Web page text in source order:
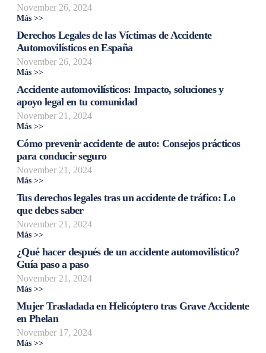
November 26, 2024
Más >>
Derechos Legales de las Víctimas de Accidente
Automovilísticos en España
November 26, 2024
Más >>
Accidente automovilísticos: Impacto, soluciones y
apoyo legal en tu comunidad
November 21, 2024
Más >>
Cómo prevenir accidente de auto: Consejos prácticos
para conducir seguro
November 21, 2024
Más >>
Tus derechos legales tras un accidente de tráfico: Lo
que debes saber
November 21, 2024
Más >>
¿Qué hacer después de un accidente automovilístico?
Guía paso a paso
November 21, 2024
Más >>
Mujer Trasladada en Helicóptero tras Grave Accidente
en Phelan
November 17, 2024
Más >>